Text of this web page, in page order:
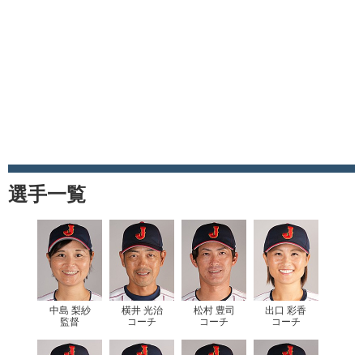
選手一覧
中島 梨紗
監督
横井 光治
コーチ
松村 豊司
コーチ
出口 彩香
コーチ